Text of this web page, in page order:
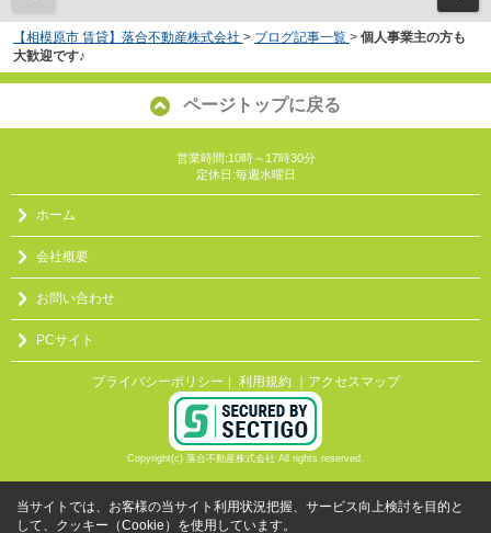
【相模原市 賃貸】落合不動産株式会社 > ブログ記事一覧 > 個人事業主の方も
大歓迎です♪
ページトップに戻る
営業時間:10時～17時30分
定休日:毎週水曜日
ホーム
会社概要
お問い合わせ
PCサイト
プライバシーポリシー 利用規約 ｜アクセスマップ
Copyright(c) 落合不動産株式会社 All rights reserved.
当サイトでは、お客様の当サイト利用状況把握、サービス向上検討を目的と
して、クッキー（Cookie）を使用しています。